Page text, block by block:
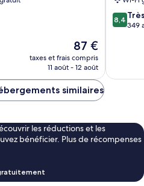
Le
nouveau
prix
de
87 €
taxes et frais compris
11 août - 12 août
8.4
sur
8,4
349
similaires
les réductions et les
bénéficier. Plus de récompenses